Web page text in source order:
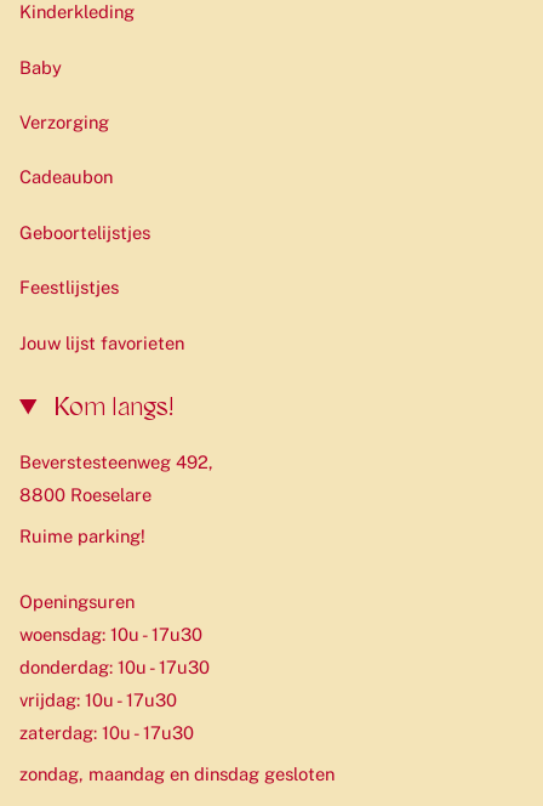
Kinderkleding
Baby
Verzorging
Cadeaubon
Geboortelijstjes
Feestlijstjes
Jouw lijst favorieten
Kom langs!
Beverstesteenweg 492,
8800 Roeselare
Ruime parking!
Openingsuren
woensdag: 10u - 17u30
donderdag: 10u - 17u30
vrijdag: 10u - 17u30
zaterdag: 10u - 17u30
zondag, maandag en dinsdag gesloten